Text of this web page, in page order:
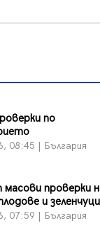
по
08:45 | България
проверки
и зеленчуци
07:59 | България